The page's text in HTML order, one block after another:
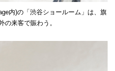
内)の「渋谷ショールーム」は、旗
の来客で賑わう。